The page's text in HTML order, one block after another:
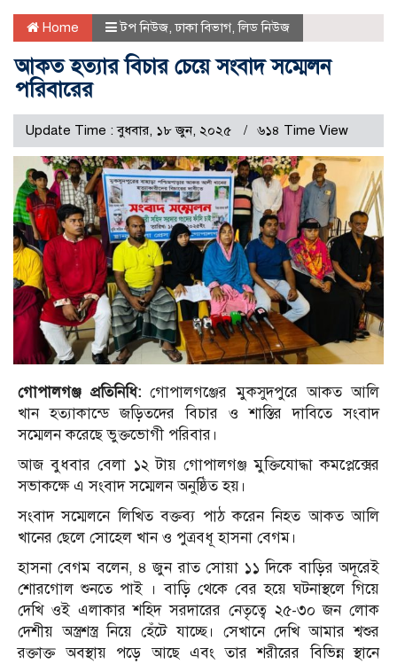
Home টপ নিউজ,ঢাকা বিভাগ,লিড নিউজ
আকত হত্যার বিচার চেয়ে সংবাদ সম্মেলন
পরিবারের
Update Time : বুধবার, ১৮ জুন, ২০২৫ ৬১৪ Time View
গোপালগঞ্জ প্রতিনিধি:গোপালগঞ্জের মুকসুদপুরে আকত আলি
খান হত্যাকান্ডে জড়িতদের বিচার ও শাস্তির দাবিতে সংবাদ
সম্মেলন করেছে ভুক্তভোগী পরিবার।
আজ বুধবার বেলা ১২ টায় গোপালগঞ্জ মুক্তিযোদ্ধা কমপ্লেক্সের
সভাকক্ষে এ সংবাদ সম্মেলন অনুষ্ঠিত হয়।
সংবাদ সম্মেলনে লিখিত বক্তব্য পাঠ করেন নিহত আকত আলি
খানের ছেলে সোহেল খান ও পুত্রবধূ হাসনা বেগম।
হাসনা বেগম বলেন, ৪ জুন রাত সোয়া ১১ দিকে বাড়ির অদূরেই
শোরগোল শুনতে পাই । বাড়ি থেকে বের হয়ে ঘটনাস্থলে গিয়ে
দেখি ওই এলাকার শহিদ সরদারের নেতৃত্বে ২৫-৩০ জন লোক
দেশীয় অস্ত্রশস্ত্র নিয়ে হেঁটে যাচ্ছে। সেখানে দেখি আমার শ্বশুর
রক্তাক্ত অবস্থায় পড়ে আছে এবং তার শরীরের বিভিন্ন স্থানে